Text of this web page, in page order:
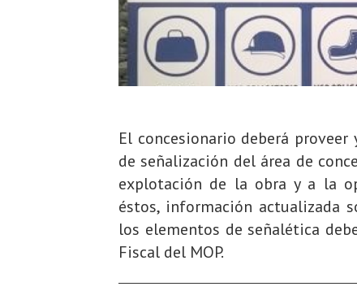
El concesionario deberá
de señalización del área de
explotación de la obra y a la
éstos, información actualizada
los elementos de señalética
Fiscal del MOP.